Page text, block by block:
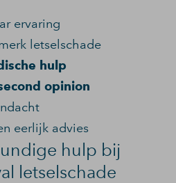
ervaring
letselschade
hulp
opinion
eerlijk advies
hulp bij
letselschade